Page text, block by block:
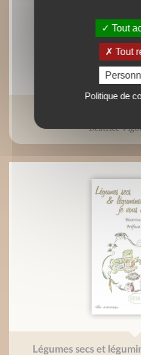
Béatrice
Légumes secs et
Tout
Tout
Politique de